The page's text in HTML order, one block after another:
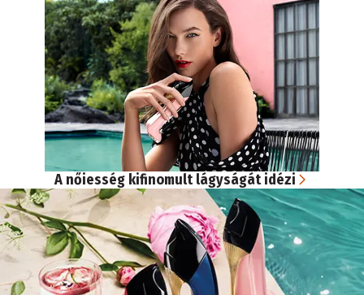
A nőiesség kifinomult lágyságát idézi